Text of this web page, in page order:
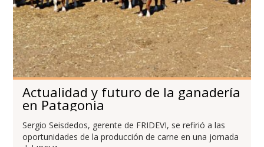
Actualidad y futuro de la ganadería
en Patagonia
Sergio Seisdedos, gerente de FRIDEVI, se refirió a las
oportunidades de la producción de carne en una jornada